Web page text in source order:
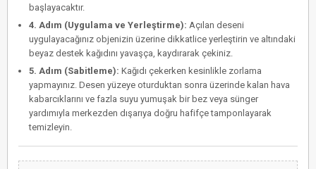
başlayacaktır.
4. Adım (Uygulama ve Yerleştirme): Açılan deseni
uygulayacağınız objenizin üzerine dikkatlice yerleştirin ve altındaki
beyaz destek kağıdını yavaşça, kaydırarak çekiniz.
5. Adım (Sabitleme): Kağıdı çekerken kesinlikle zorlama
yapmayınız. Desen yüzeye oturduktan sonra üzerinde kalan hava
kabarcıklarını ve fazla suyu yumuşak bir bez veya sünger
yardımıyla merkezden dışarıya doğru hafifçe tamponlayarak
temizleyin.